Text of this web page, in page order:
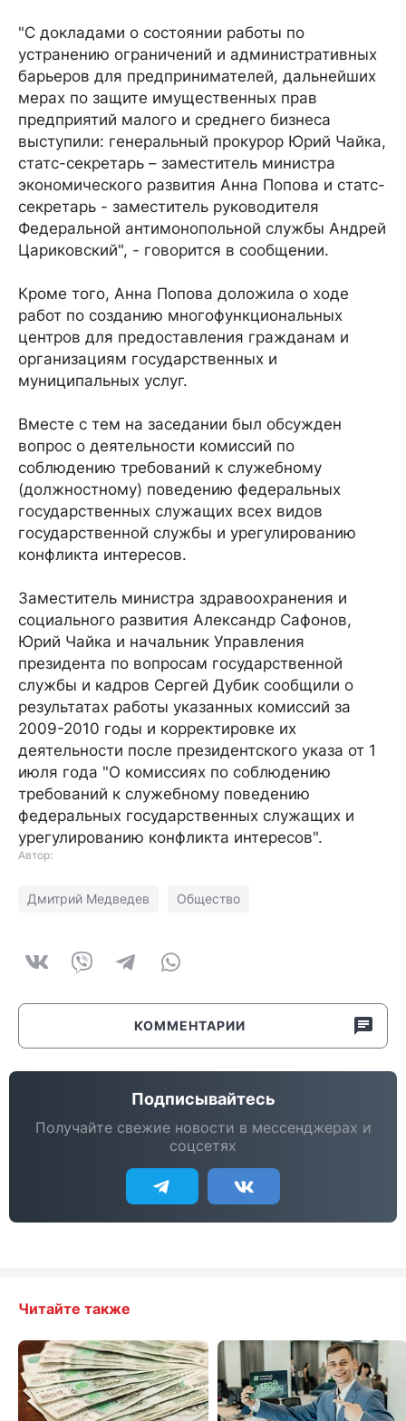
"С докладами о состоянии работы по
устранению ограничений и административных
барьеров для предпринимателей, дальнейших
мерах по защите имущественных прав
предприятий малого и среднего бизнеса
выступили: генеральный прокурор Юрий Чайка,
статс-секретарь – заместитель министра
экономического развития Анна Попова и статс-
секретарь - заместитель руководителя
Федеральной антимонопольной службы Андрей
Цариковский", - говорится в сообщении.
Кроме того, Анна Попова доложила о ходе
работ по созданию многофункциональных
центров для предоставления гражданам и
организациям государственных и
муниципальных услуг.
Вместе с тем на заседании был обсужден
вопрос о деятельности комиссий по
соблюдению требований к служебному
(должностному) поведению федеральных
государственных служащих всех видов
государственной службы и урегулированию
конфликта интересов.
Заместитель министра здравоохранения и
социального развития Александр Сафонов,
Юрий Чайка и начальник Управления
президента по вопросам государственной
службы и кадров Сергей Дубик сообщили о
результатах работы указанных комиссий за
2009-2010 годы и корректировке их
деятельности после президентского указа от 1
июля года "О комиссиях по соблюдению
требований к служебному поведению
федеральных государственных служащих и
урегулированию конфликта интересов".
Автор:
Дмитрий Медведев Общество
КОММЕНТАРИИ
Подписывайтесь
Получайте свежие новости в мессенджерах и
соцсетях
Читайте также